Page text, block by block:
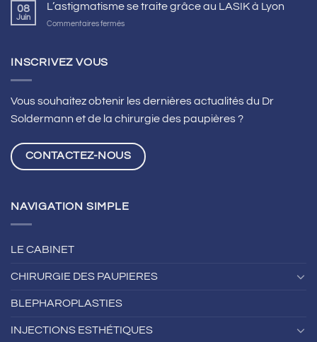
08
Juin
L’astigmatisme se traite grâce au LASIK à Lyon
Commentaires ferméssur
LASIK
Lyon
INSCRIVEZ VOUS
Vous souhaitez obtenir les dernières actualités du Dr
Soldermann et de la chirurgie des paupières ?
CONTACTEZ-NOUS
NAVIGATION SIMPLE
LE CABINET
CHIRURGIE DES PAUPIERES
BLEPHAROPLASTIES
INJECTIONS ESTHÉTIQUES